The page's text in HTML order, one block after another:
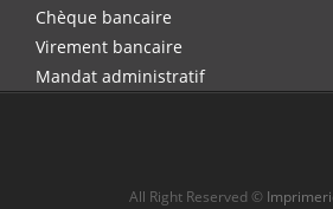
Chèque bancaire
Virement bancaire
Mandat administratif
All Right Reserved ©